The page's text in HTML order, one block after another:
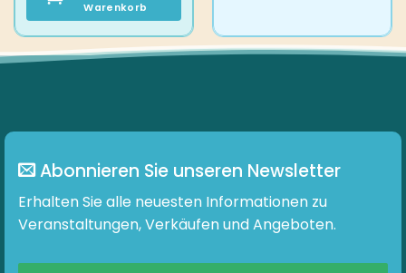
Warenkorb
Abonnieren Sie unseren Newsletter
Erhalten Sie alle neuesten Informationen zu
Veranstaltungen, Verkäufen und Angeboten.